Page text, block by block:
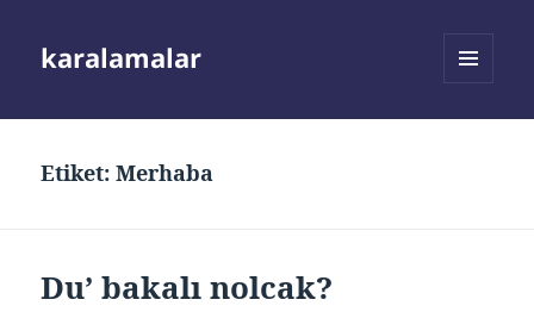
karalamalar
Etiket:Merhaba
Du’ bakalı nolcak?